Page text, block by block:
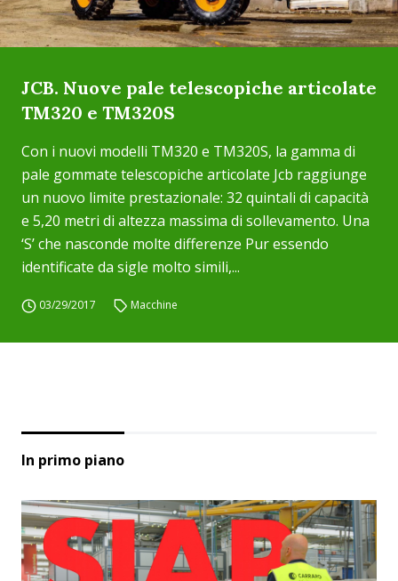
JCB. Nuove pale telescopiche articolate
TM320 e TM320S
Con i nuovi modelli TM320 e TM320S, la gamma di
pale gommate telescopiche articolate Jcb raggiunge
un nuovo limite prestazionale: 32 quintali di capacità
e 5,20 metri di altezza massima di sollevamento. Una
‘S’ che nasconde molte differenze Pur essendo
identificate da sigle molto simili,...
03/29/2017 Macchine
In primo piano